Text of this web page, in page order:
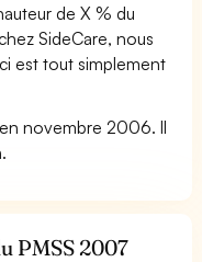
de X % du
SideCare, nous
est tout simplement
novembre 2006. Il
PMSS 2007